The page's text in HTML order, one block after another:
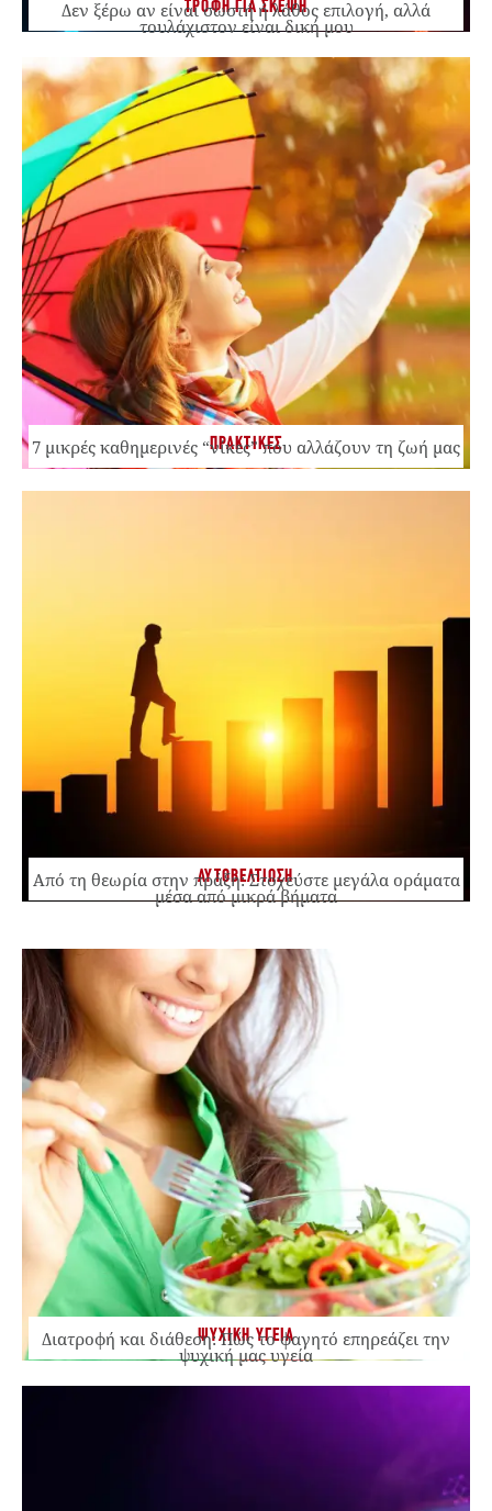
ΤΡΟΦΗ ΓΙΑ ΣΚΕΨΗ
Δεν ξέρω αν είναι σωστή ή λάθος επιλογή, αλλά
τουλάχιστον είναι δική μου
ΠΡΑΚΤΙΚΕΣ
7 μικρές καθημερινές “νίκες” που αλλάζουν τη ζωή μας
ΑΥΤΟΒΕΛΤΙΩΣΗ
Από τη θεωρία στην πράξη: Στοχεύστε μεγάλα οράματα
μέσα από μικρά βήματα
ΨΥΧΙΚΗ ΥΓΕΙΑ
Διατροφή και διάθεση: Πώς το φαγητό επηρεάζει την
ψυχική μας υγεία